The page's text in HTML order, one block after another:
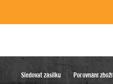
Sledovat zásilku Porovnání zboží